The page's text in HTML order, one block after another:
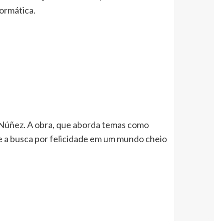
A obra, que aborda temas como
busca por felicidade em um mundo cheio